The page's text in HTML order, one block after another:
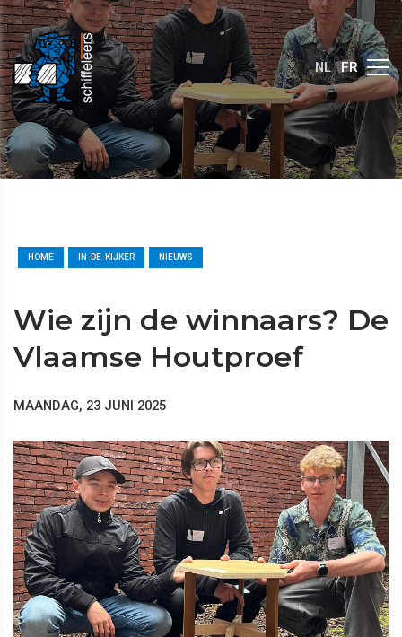
NL |FR
HOME IN-DE-KIJKER NIEUWS
Wie zijn de winnaars? De
Vlaamse Houtproef
MAANDAG, 23 JUNI 2025